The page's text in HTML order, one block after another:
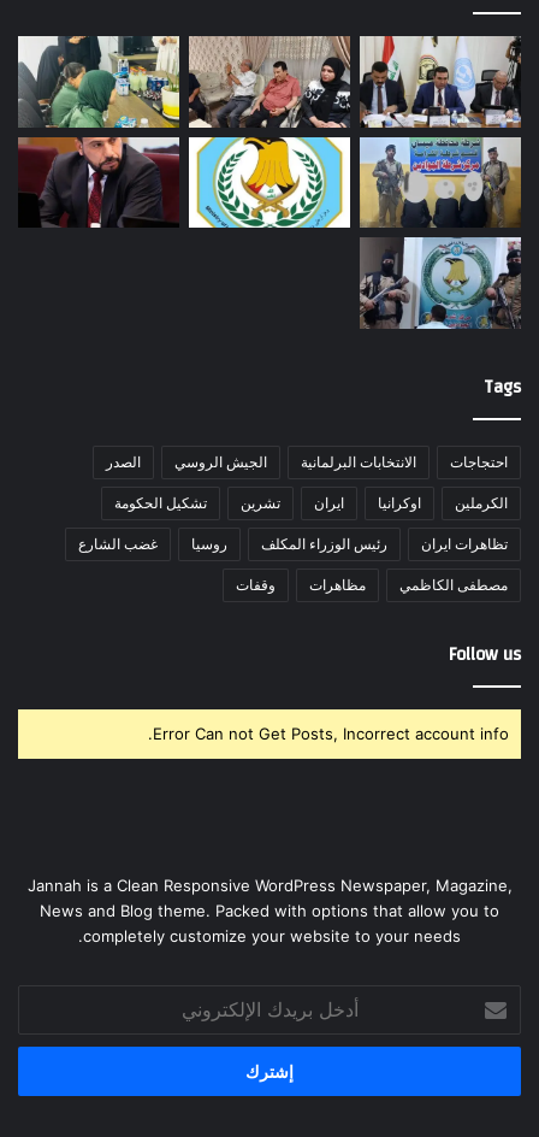
Tags
احتجاجات الانتخابات البرلمانية الجيش الروسي الصدر
الكرملين اوكرانيا ايران تشرين تشكيل الحكومة
تظاهرات ايران رئيس الوزراء المكلف روسيا غضب الشارع
مصطفى الكاظمي مظاهرات وقفات
Follow us
Error Can not Get Posts, Incorrect account info.
Jannah is a Clean Responsive WordPress Newspaper, Magazine,
News and Blog theme. Packed with options that allow you to
completely customize your website to your needs.
بريدك
الإلكتروني